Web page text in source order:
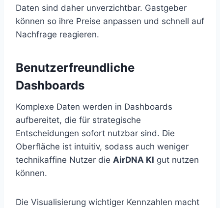
Daten sind daher unverzichtbar. Gastgeber
können so ihre Preise anpassen und schnell auf
Nachfrage reagieren.
Benutzerfreundliche
Dashboards
Komplexe Daten werden in Dashboards
aufbereitet, die für strategische
Entscheidungen sofort nutzbar sind. Die
Oberfläche ist intuitiv, sodass auch weniger
technikaffine Nutzer die AirDNA KI gut nutzen
können.
Die Visualisierung wichtiger Kennzahlen macht